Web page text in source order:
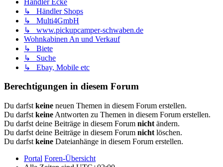
↳ Händler Shops
↳ Multi4GmbH
↳ www.pickupcamper-schwaben.de
Wohnkabinen An und Verkauf
↳ Biete
↳ Suche
↳ Ebay, Mobile etc
Berechtigungen in diesem Forum
Du darfst keine neuen Themen in diesem Forum erstellen.
Du darfst keine Antworten zu Themen in diesem Forum erstellen.
Du darfst deine Beiträge in diesem Forum nicht ändern.
Du darfst deine Beiträge in diesem Forum nicht löschen.
Du darfst keine Dateianhänge in diesem Forum erstellen.
Portal Foren-Übersicht